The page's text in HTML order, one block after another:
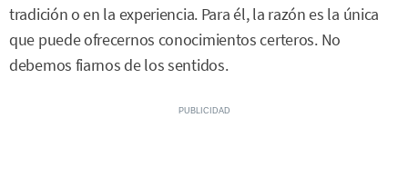
tradición o en la experiencia. Para él, la razón es la única
que puede ofrecernos conocimientos certeros. No
debemos fiarnos de los sentidos.